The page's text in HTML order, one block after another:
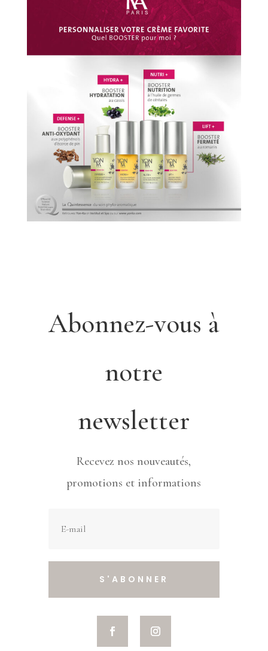
Abonnez-vous à
notre
newsletter
Recevez nos nouveautés,
promotions et informations
S'ABONNER